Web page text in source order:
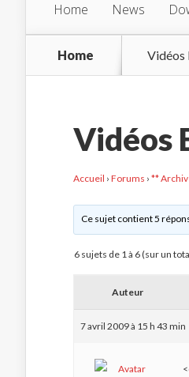
Home News
Home Vidéos
Vidéos
Accueil › Forums › **
Ce sujet contient 5
6 sujets de 1 à 6 (sur un
Auteur
7 avril 2009 à 15 h 43 min